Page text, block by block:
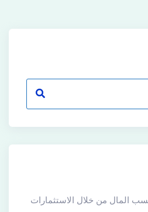
المال من خلال الاستثمارات